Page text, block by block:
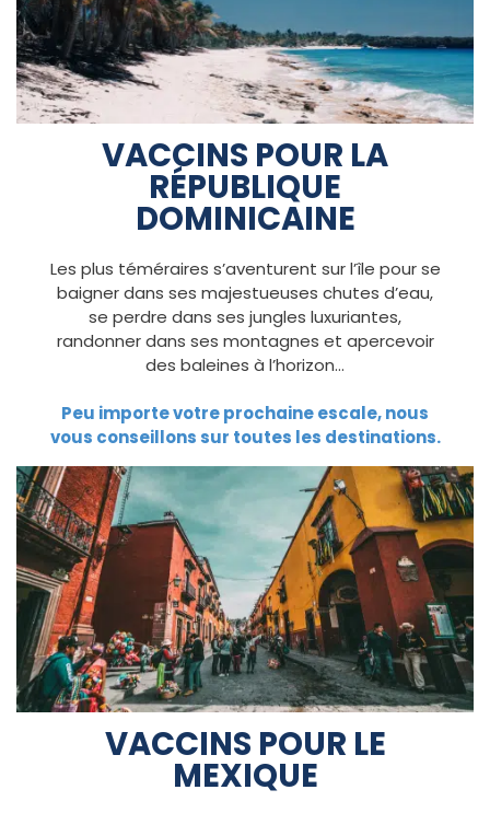
VACCINS POUR LA
RÉPUBLIQUE
DOMINICAINE
Les plus téméraires s’aventurent sur l’île pour se
baigner dans ses majestueuses chutes d’eau,
se perdre dans ses jungles luxuriantes,
randonner dans ses montagnes et apercevoir
des baleines à l’horizon…
Peu importe votre prochaine escale, nous
vous conseillons sur toutes les destinations.
VACCINS POUR LE
MEXIQUE